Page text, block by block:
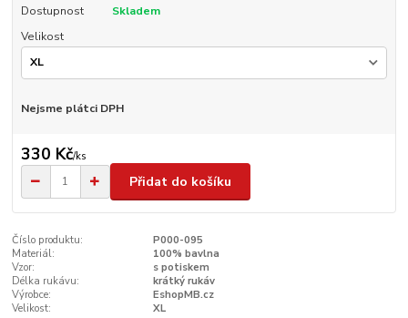
Dostupnost
Skladem
Velikost
Nejsme plátci DPH
330 Kč/ks
Přidat do košíku
Číslo produktu:
P000-095
Materiál:
100% bavlna
Vzor:
s potiskem
Délka rukávu:
krátký rukáv
Výrobce:
EshopMB.cz
Velikost:
XL